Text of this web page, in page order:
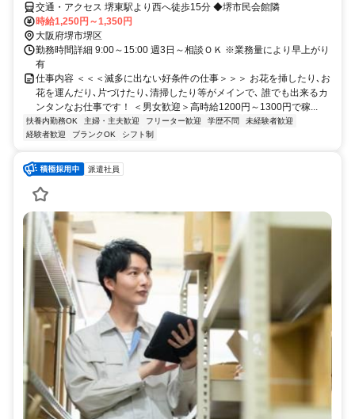
交通・アクセス 堺東駅より西へ徒歩15分 ◆堺市民会館隣
時給1,250円～1,350円
大阪府堺市堺区
勤務時間詳細 9:00～15:00 週3日～相談ＯＫ ※業務量により早上がり
有
仕事内容 ＜＜＜滅多に出ない好条件の仕事＞＞＞ お花を挿したり､お
花を運んだり､片づけたり､清掃したり等がメインで､ 誰でも出来るカ
ンタンなお仕事です！ ＜男女歓迎＞高時給1200円～1300円で稼...
扶養内勤務OK 主婦・主夫歓迎 フリーター歓迎 学歴不問
未経験者歓迎
経験者歓迎
ブランクOK シフト制
派遣社員